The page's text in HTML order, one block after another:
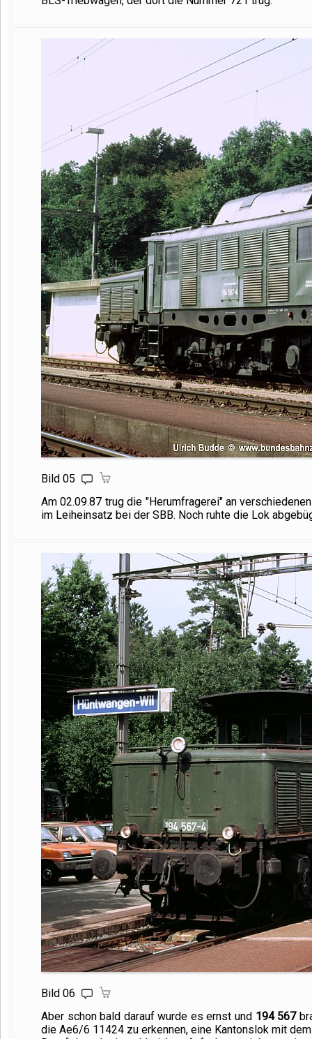
Bild 05
Am 02.09.87 trug die "Herumfragerei" an
im Leiheinsatz bei der SBB. Noch ruhte die Lok
Bild 06
Aber schon bald darauf wurde es ernst und 194 567
die Ae6/6 11424 zu erkennen, eine Kantonslok mit